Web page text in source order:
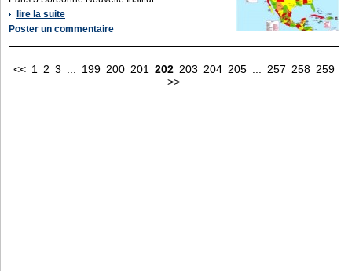
lire la suite
Poster un commentaire
<< 1 2 3 199 200 201 202 203 204 205 257 258 259
>>